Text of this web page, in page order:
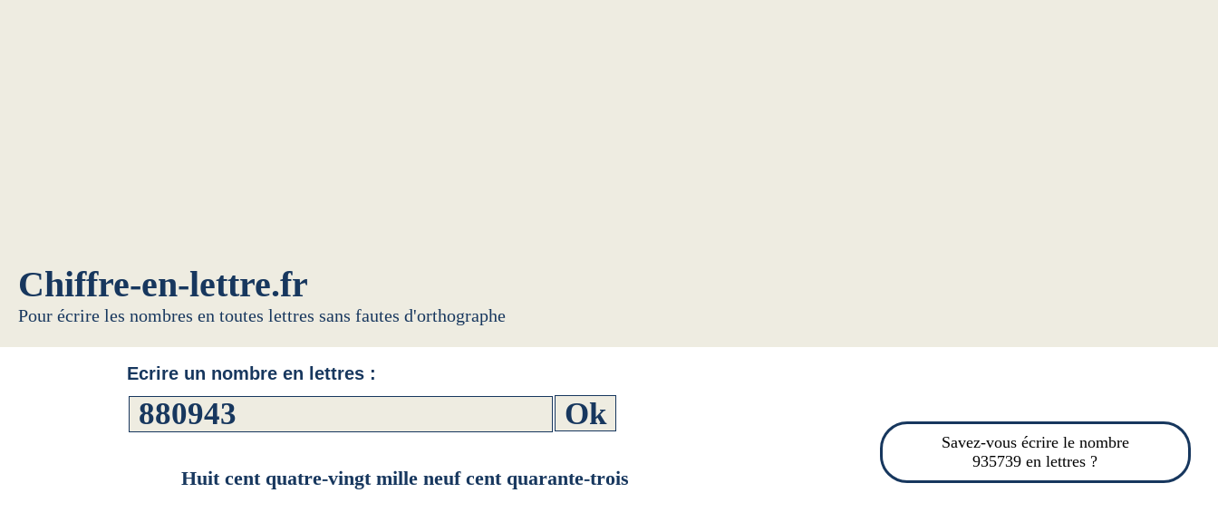
Chiffre-en-lettre.fr
Pour écrire les nombres en toutes lettres sans fautes d'orthographe
Savez-vous écrire le nombre
935739 en lettres ?
Ecrire un nombre en lettres :
Huit cent quatre-vingt mille neuf cent quarante-trois